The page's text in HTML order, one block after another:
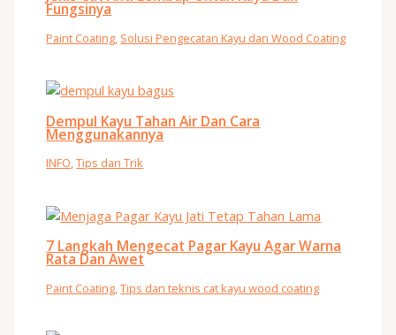
Fungsinya
Paint Coating, Solusi Pengecatan Kayu dan Wood Coating
Dempul Kayu Tahan Air Dan Cara
Menggunakannya
INFO,Tips dan Trik
7 Langkah Mengecat Pagar Kayu Agar Warna
Rata Dan Awet
Paint Coating,Tips dan teknis cat kayu wood coating